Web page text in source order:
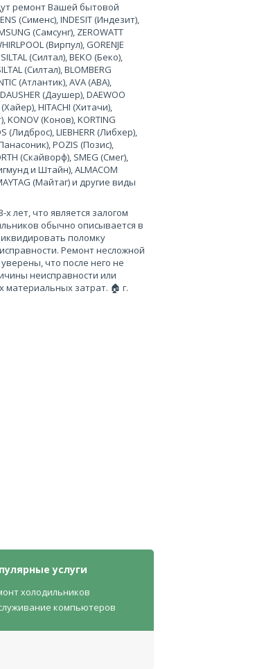
ремонт Вашей бытовой
(Сименс), INDESIT (Индезит),
(Самсунг), ZEROWATT
(Вирпул), GORENJE
(Силтал), BEKO (Беко),
(Силтал), BLOMBERG
(Атлантик), AVA (АВА),
(Даушер), DAEWOO
HITACHI (Хитачи),
KONOV (Конов), KORTING
(Лидброс), LIEBHERR (Либхер),
POZIS (Позис),
(Скайворф), SMEG (Смег),
и Штайн), ALMACOM
(Майтаг) и другие виды
лет, что является залогом
обычно описывается в
поломку
Ремонт несложной
что после него не
неисправности или
затрат. 🏠 г.
услуги
холодильников
компьютеров